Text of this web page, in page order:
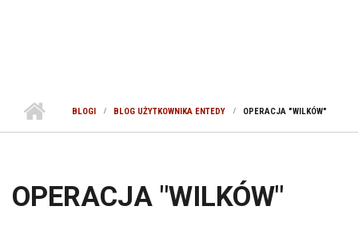
BLOGI BLOG UŻYTKOWNIKA ENTEDY OPERACJA "WILKÓW"
OPERACJA "WILKÓW"